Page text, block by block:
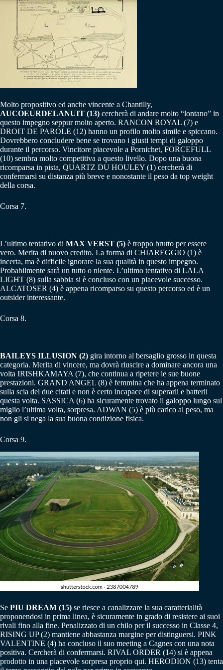
Molto propositivo ed anche vincente a Chantilly,
AUCOEURDELANUIT (13) cercherà di andare molto “lontano” in
questo impegno seppur molto aperto. RANCON ROYAL (7) e
DROIT DE PAROLE (12) hanno un profilo molto simile e spiccano.
Dovrebbero concludere bene se trovano i giusti tempi di galoppo
durante il percorso. Vincitore piacevole a Pornichet, FORCEFULL
(10) sembra molto competitiva a questo livello. Dopo una buona
ricomparsa in pista, QUARTZ DU HOULEY (1) cercherà di
confermarsi su distanza più breve e nonostante il peso da top weight
della corsa.
Corsa 7.
L’ultimo tentativo di MAX VERST (5) è troppo brutto per essere
vero. Merita di nuovo credito. La forma di CHIAREGGIO (1) è
incerta, ma è difficile ignorare la sua qualità in questo impegno.
Probabilmente sarà un tutto o niente. L’ultimo tentativo di LALA
LIGHT (8) sulla sabbia si è concluso con un piacevole successo.
ALCATOSER (4) è appena ricomparso su questo percorso ed è un
outsider interessante.
Corsa 8.
BAILEYS ILLUSION (2) gira intorno al bersaglio grosso in questa
categoria. Merita di vincere, ma dovrà riuscire a dominare ancora una
volta IRISHKAMAYA (7), che continua a ripetere le sue buone
prestazioni. GRAND ANGEL (8) è femmina che ha appena terminato
sulla scia dei due citati e non è certo incapace di superarli e batterli
questa volta. SASSICA (6) ha sicuramente trovato il galoppo lungo sul
miglio l’ultima volta, sorpresa. ADWAN (5) è più carico al peso, ma
non gli si nega la sua buona condizione fisica.
Corsa 9.
Se PIU DREAM (15) se riesce a canalizzare la sua caratterialità
proponendosi in prima linea, è sicuramente in grado di resistere ai suoi
rivali fino alla fine. Penalizzato di un chilo per il successo in Classe 4,
RISING UP (2) mantiene abbastanza margine per distinguersi. PINK
VALENTINE (4) ha concluso il suo meeting a Cagnes con una nota
positiva. Cercherà di confermarsi. RIVAL ORDER (14) si è appena
prodotto in una piacevole sorpresa proprio qui. HERODION (13) tenta